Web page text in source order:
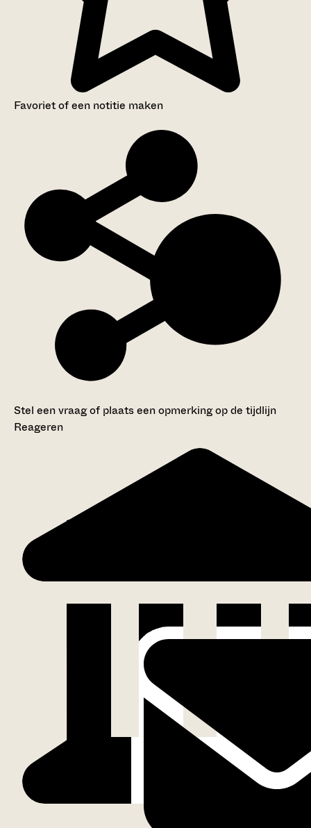
Favoriet of een notitie maken
Stel een vraag of plaats een opmerking op de tijdlijn
Reageren